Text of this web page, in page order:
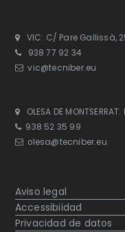
VIC: C/ Pare Gallissà,
938 77 92 34
vic@tecniber.eu
OLESA DE
938 52 35 99
olesa@tecniber.eu
Aviso legal
Accessibiidad
Privacidad de datos